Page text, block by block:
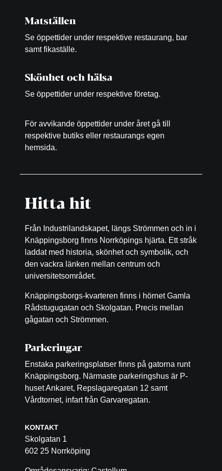
Matställen
Se öppettider under respektive restaurang, bar
samt fikaställe.
Skönhet och hälsa
Se öppettider under respektive företag.
För avvikande öppettider under året gå till
respektive butiks eller restaurangs egen
hemsida.
Hitta hit
Från Industrilandskapet, längs Strömmen och in i
Knäppingsborg finns Norrköpings hjärta. Ett stråk
laddat med historia, skönhet och symbolik, och
den vackra länken mellan centrum och
universitetsområdet.
Knäppingsborgs-kvarteren finns i hörnet Gamla
Rådstugugatan och Skolgatan. Precis mellan
gågatan och Strömmen.
Parkeringar
Enstaka parkeringsplatser finns på gatorna runt
Knäppingsborg. Närmaste parkeringshus är P-
huset Ankaret, Repslagaregatan 12 samt
Vårdtornet, infart från Garvaregatan.
KONTAKT
Skolgatan 1
602 25 Norrköping